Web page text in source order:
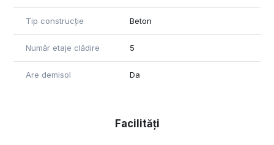
Tip construcție Beton
Număr etaje clădire 5
Are demisol Da
Facilități